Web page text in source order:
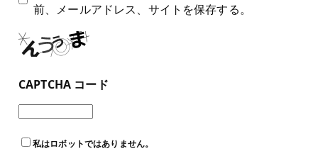
前、メールアドレス、サイトを保存する。
CAPTCHA コード
私はロボットではありません。